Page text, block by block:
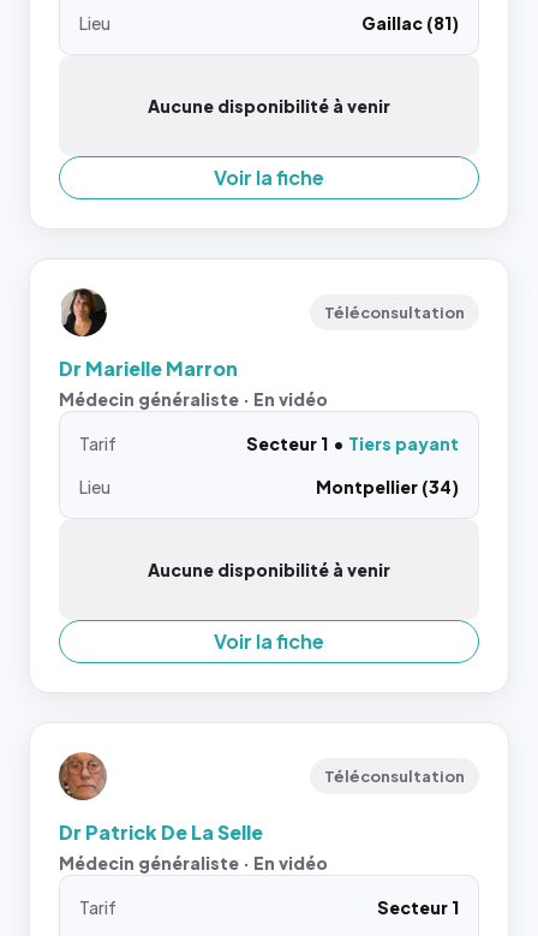
Lieu
Gaillac (81)
Aucune disponibilité à venir
Voir la fiche
Téléconsultation
Dr Marielle Marron
Médecin généraliste · En vidéo
Tarif Secteur 1
Tiers payant
Lieu
Montpellier (34)
Aucune disponibilité à venir
Voir la fiche
Téléconsultation
Dr Patrick De La Selle
Médecin généraliste · En vidéo
Tarif Secteur 1